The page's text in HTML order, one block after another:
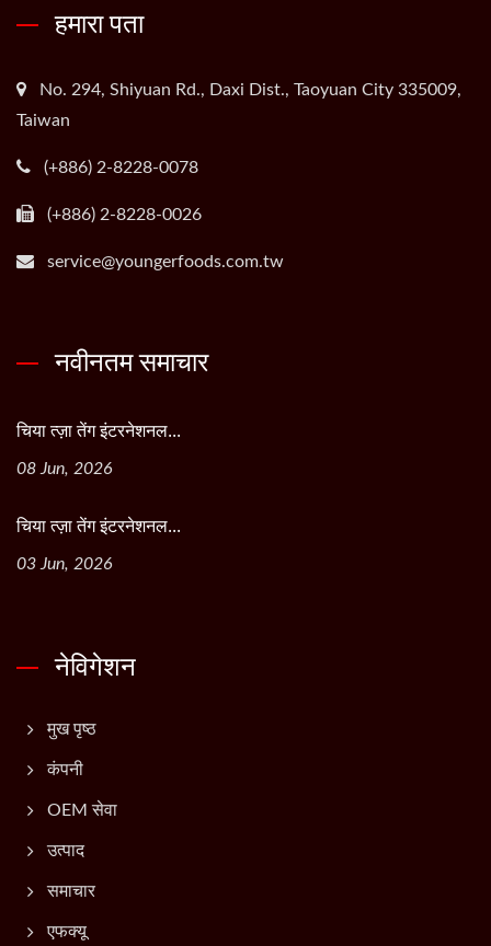
हमारा पता
No. 294, Shiyuan Rd., Daxi Dist., Taoyuan City 335009,
Taiwan
(+886) 2-8228-0078
(+886) 2-8228-0026
service@youngerfoods.com.tw
नवीनतम समाचार
चिया त्ज़ा तेंग इंटरनेशनल...
08 Jun, 2026
चिया त्ज़ा तेंग इंटरनेशनल...
03 Jun, 2026
नेविगेशन
मुख पृष्ठ
कंपनी
OEM सेवा
उत्पाद
समाचार
एफक्यू